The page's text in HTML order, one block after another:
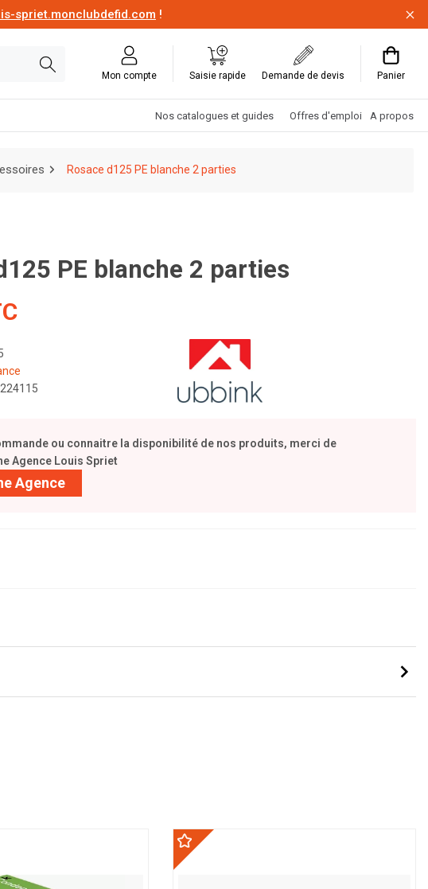
spriet.monclubdefid.com !
Mon compte Saisie rapide Demande de devis Panier
Nos catalogues et guides Offres d'emploi A propos
Rosace d125 PE blanche 2 parties
d125 PE blanche 2 parties
ou connaitre la disponibilité de nos produits, merci de
Agence Louis Spriet
Agence